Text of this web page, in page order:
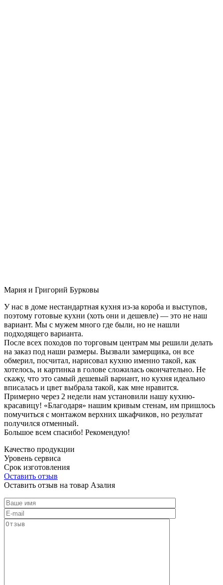
Мария и Григорий Бурковы
У нас в доме нестандартная кухня из-за короба и выступов,
поэтому готовые кухни (хоть они и дешевле) — это не наш
вариант. Мы с мужем много где были, но не нашли
подходящего варианта.
После всех походов по торговым центрам мы решили делать
на заказ под наши размеры. Вызвали замерщика, он все
обмерил, посчитал, нарисовал кухню именно такой, как
хотелось, и картинка в голове сложилась окончательно. Не
скажу, что это самый дешевый вариант, но кухня идеально
вписалась и цвет выбрала такой, как мне нравится.
Примерно через 2 недели нам установили нашу кухню-
красавицу! «Благодаря» нашим кривым стенам, им пришлось
помучиться с монтажом верхних шкафчиков, но результат
получился отменный.
Большое всем спасибо! Рекомендую!
Качество продукции
Уровень сервиса
Срок изготовления
Оставить отзыв
Оставить отзыв на товар Азалия